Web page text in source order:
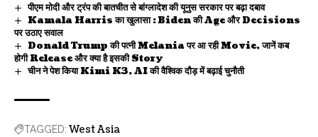
पीएम मोदी और ट्रंप की बातचीत से बांग्लादेश की यूनुस सरकार पर बढ़ा दबाव
Kamala Harris का खुलासा : Biden की Age और Decisions
पर उठाए सवाल
Donald Trump की पत्नी Melania पर आ रही Movie, जानें कब
होगी Release और क्या है इसकी Story
चीन ने पेश किया Kimi K3, AI की वैश्विक दौड़ में बढ़ाई चुनौती
TAGGED: West Asia